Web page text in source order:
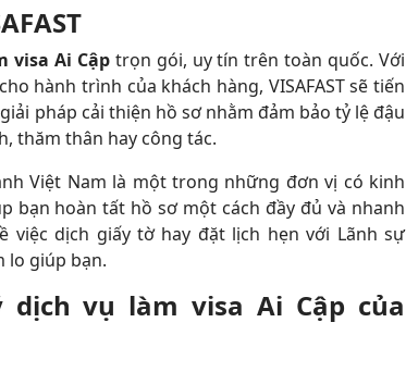
visa Ai Cậptrọn gói, uy tín trên toàn quốc. Với
hành trình của khách hàng, VISAFAST sẽ tiến
pháp cải thiện hồ sơ nhằm đảm bảo tỷ lệ đậu
thăm thân hay công tác.
Việt Nam là một trong những đơn vị có kinh
bạn hoàn tất hồ sơ một cách đầy đủ và nhanh
việc dịch giấy tờ hay đặt lịch hẹn với Lãnh sự
lo giúp bạn.
vụ làm visa Ai Cập của